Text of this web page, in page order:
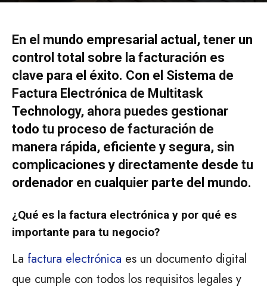
En el mundo empresarial actual, tener un
control total sobre la facturación es
clave para el éxito. Con el Sistema de
Factura Electrónica de Multitask
Technology, ahora puedes gestionar
todo tu proceso de facturación de
manera rápida, eficiente y segura, sin
complicaciones y directamente desde tu
ordenador en cualquier parte del mundo.
¿Qué es la factura electrónica y por qué es
importante para tu negocio?
La factura electrónica es un documento digital
que cumple con todos los requisitos legales y